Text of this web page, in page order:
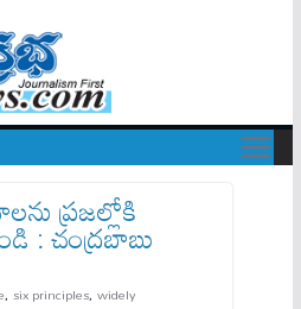
ప్ర‌జ‌ల్లోకి
: చంద్ర‌బాబు
, six principles, widely